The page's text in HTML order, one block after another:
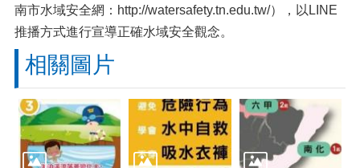
南市水域安全網：http://watersafety.tn.edu.tw/），以LINE
推播方式進行宣導正確水域安全觀念。
相關圖片